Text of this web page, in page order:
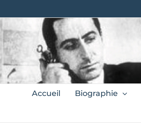
Search
Accueil Biographie